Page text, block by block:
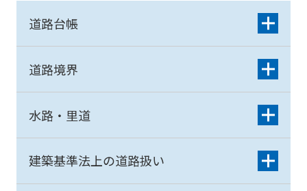
道路台帳
道路境界
水路・里道
建築基準法上の道路扱い